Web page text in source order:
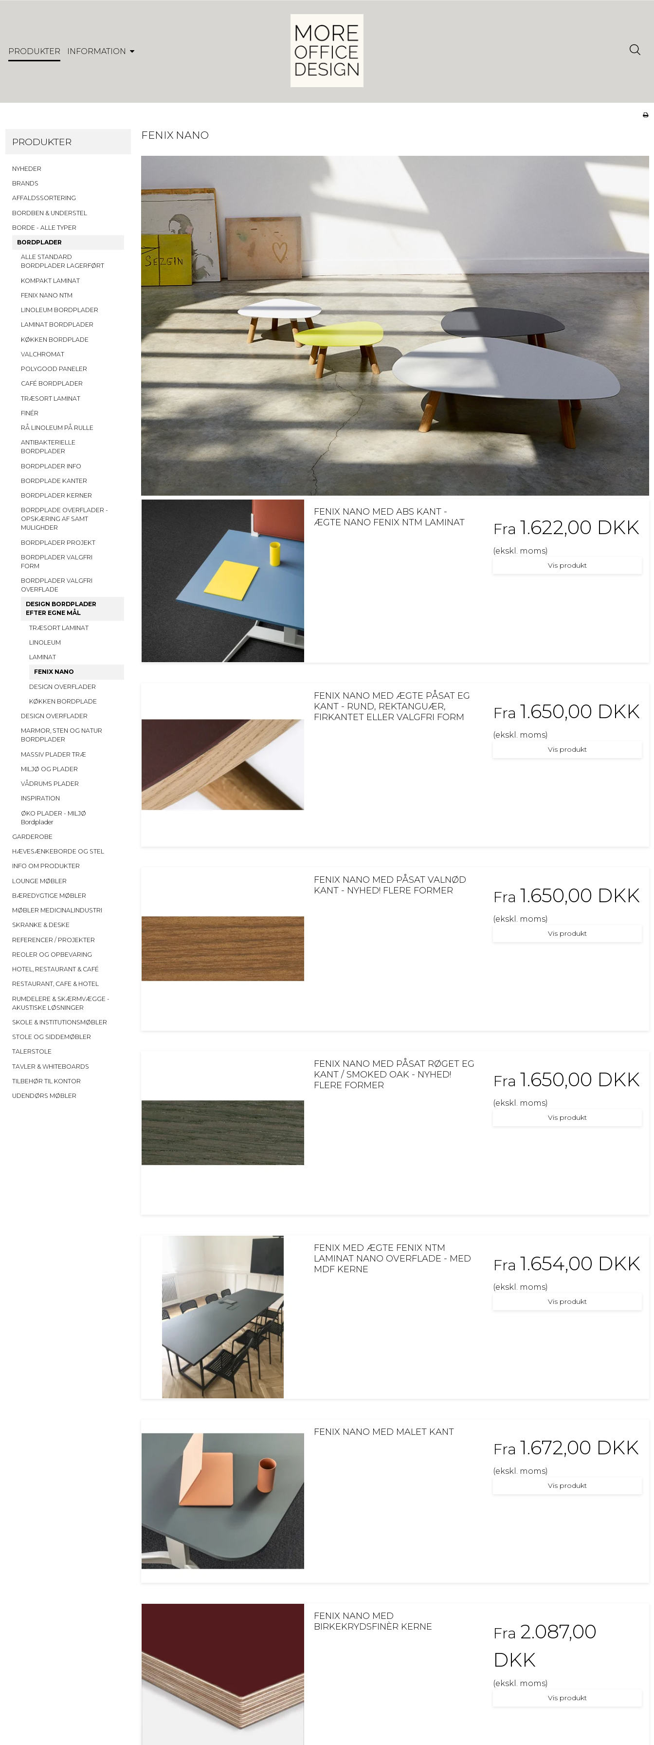
PRODUKTER INFORMATION
PRODUKTER
NYHEDER
BRANDS
AFFALDSSORTERING
BORDBEN & UNDERSTEL
BORDE - ALLE TYPER
BORDPLADER
ALLE STANDARD
BORDPLADER LAGERFØRT
KOMPAKT LAMINAT
FENIX NANO NTM
LINOLEUM BORDPLADER
LAMINAT BORDPLADER
KØKKEN BORDPLADE
VALCHROMAT
POLYGOOD PANELER
CAFÉ BORDPLADER
TRÆSORT LAMINAT
FINÉR
RÅ LINOLEUM PÅ RULLE
ANTIBAKTERIELLE
BORDPLADER
BORDPLADER INFO
BORDPLADE KANTER
BORDPLADER KERNER
BORDPLADE OVERFLADER -
OPSKÆRING AF SAMT
MULIGHDER
BORDPLADER PROJEKT
BORDPLADER VALGFRI
FORM
BORDPLADER VALGFRI
OVERFLADE
DESIGN BORDPLADER
EFTER EGNE MÅL
TRÆSORT LAMINAT
LINOLEUM
LAMINAT
FENIX NANO
DESIGN OVERFLADER
KØKKEN BORDPLADE
DESIGN OVERFLADER
MARMOR, STEN OG NATUR
BORDPLADER
MASSIV PLADER TRÆ
MILJØ OG PLADER
VÅDRUMS PLADER
INSPIRATION
ØKO PLADER - MILJØ
Bordplader
GARDEROBE
HÆVESÆNKEBORDE OG STEL
INFO OM PRODUKTER
LOUNGE MØBLER
BÆREDYGTIGE MØBLER
MØBLER MEDICINALINDUSTRI
SKRANKE & DESKE
REFERENCER / PROJEKTER
REOLER OG OPBEVARING
HOTEL, RESTAURANT & CAFÉ
RESTAURANT, CAFE & HOTEL
RUMDELERE & SKÆRMVÆGGE -
AKUSTISKE LØSNINGER
SKOLE & INSTITUTIONSMØBLER
STOLE OG SIDDEMØBLER
TALERSTOLE
TAVLER & WHITEBOARDS
TILBEHØR TIL KONTOR
UDENDØRS MØBLER
FENIX NANO
FENIX NANO MED ABS KANT -
ÆGTE NANO FENIX NTM LAMINAT
Fra 1.622,00 DKK
(ekskl. moms)
Vis produkt
FENIX NANO MED ÆGTE PÅSAT EG
KANT - RUND, REKTANGUÆR,
FIRKANTET ELLER VALGFRI FORM
Fra 1.650,00 DKK
(ekskl. moms)
Vis produkt
FENIX NANO MED PÅSAT VALNØD
KANT - NYHED! FLERE FORMER
Fra 1.650,00 DKK
(ekskl. moms)
Vis produkt
FENIX NANO MED PÅSAT RØGET EG
KANT / SMOKED OAK - NYHED!
FLERE FORMER
Fra 1.650,00 DKK
(ekskl. moms)
Vis produkt
FENIX MED ÆGTE FENIX NTM
LAMINAT NANO OVERFLADE - MED
MDF KERNE
Fra 1.654,00 DKK
(ekskl. moms)
Vis produkt
FENIX NANO MED MALET KANT
Fra 1.672,00 DKK
(ekskl. moms)
Vis produkt
FENIX NANO MED
BIRKEKRYDSFINÈR KERNE
Fra 2.087,00
DKK
(ekskl. moms)
Vis produkt